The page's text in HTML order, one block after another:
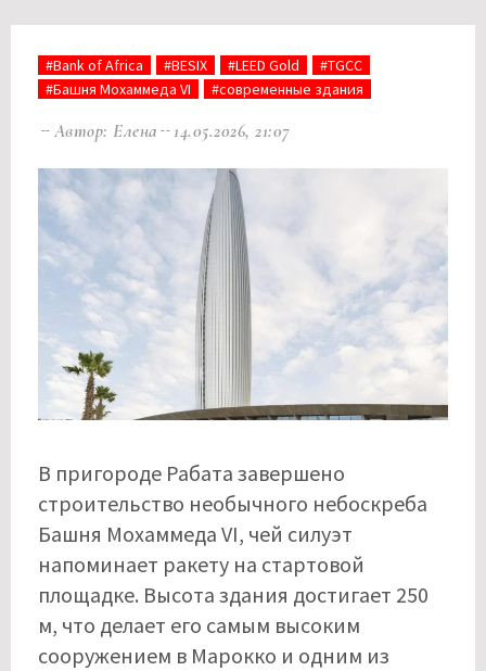
#Bank of Africa #BESIX #LEED Gold
#TGCC
#Башня Мохаммеда VI
#современные здания
Автор: Елена 14.05.2026, 21:07
В пригороде Рабата завершено
строительство необычного небоскреба
Башня Мохаммеда VI, чей силуэт
напоминает ракету на стартовой
площадке. Высота здания достигает 250
м, что делает его самым высоким
сооружением в Марокко и одним из